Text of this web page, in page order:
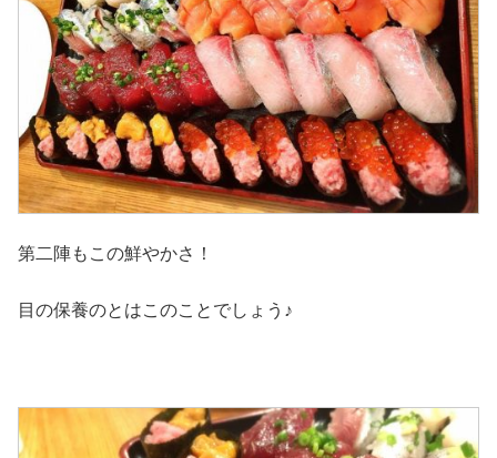
第二陣もこの鮮やかさ！
目の保養のとはこのことでしょう♪